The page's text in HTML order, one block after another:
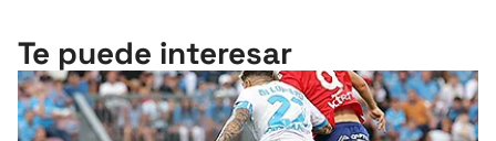
Te puede interesar